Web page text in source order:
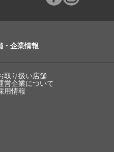
・企業情報
取り扱い店舗
営企業について
用情報